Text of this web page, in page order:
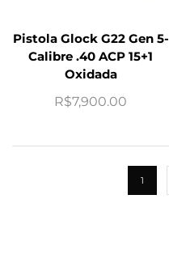
Pistola Glock G22 Gen 5-
Calibre .40 ACP 15+1
Oxidada
R$7,900.00
1